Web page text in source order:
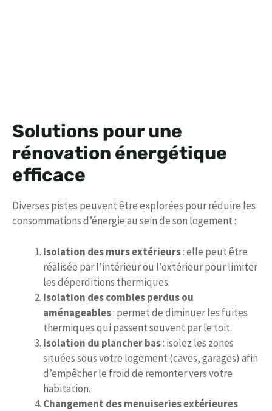
Solutions pour une
rénovation énergétique
efficace
Diverses pistes peuvent être explorées pour réduire les
consommations d’énergie au sein de son logement :
Isolation des murs extérieurs: elle peut être
réalisée par l’intérieur ou l’extérieur pour limiter
les déperditions thermiques.
Isolation des combles perdus ou
aménageables: permet de diminuer les fuites
thermiques qui passent souvent par le toit.
Isolation du plancher bas: isolez les zones
situées sous votre logement (caves, garages) afin
d’empêcher le froid de remonter vers votre
habitation.
Changement des menuiseries extérieures